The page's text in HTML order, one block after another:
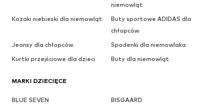
niemowląt
Kozaki niebieski dla niemowląt
Buty sportowe ADIDAS dla
chłopców
Jeansy dla chłopców
Spodenki dla niemowlaka
Kurtki przejściowe dla dzieci
Buty dla niemowląt
MARKI DZIECIĘCE
BLUE SEVEN
BISGAARD